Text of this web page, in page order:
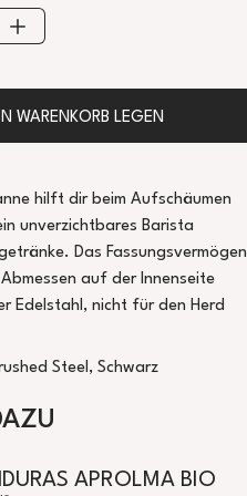
WARENKORB LEGEN
hilft dir beim Aufschäumen
unverzichtbares Barista
Das Fassungsvermögen
auf der Innenseite
Edelstahl, nicht für den Herd
Steel, Schwarz
APROLMA BIO